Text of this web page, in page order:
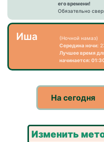
его времени!
Обязательно
Иша
(Ночной намаз)
Середина ночи:
Лучшее время
начинается:
На сегодня
Изменить